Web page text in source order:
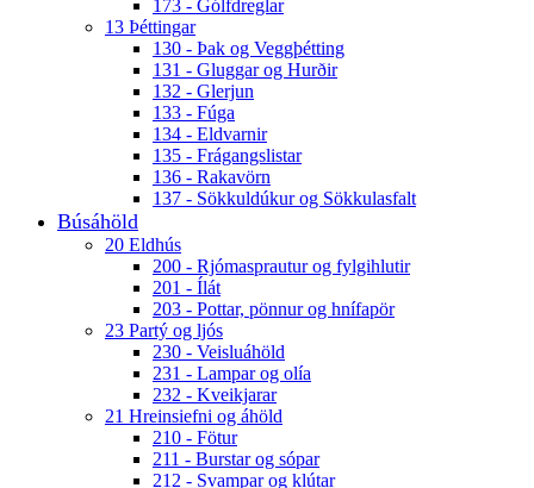
173 - Gólfdreglar
13 Þéttingar
130 - Þak og Veggþétting
131 - Gluggar og Hurðir
132 - Glerjun
133 - Fúga
134 - Eldvarnir
135 - Frágangslistar
136 - Rakavörn
137 - Sökkuldúkur og Sökkulasfalt
Búsáhöld
20 Eldhús
200 - Rjómasprautur og fylgihlutir
201 - Ílát
203 - Pottar, pönnur og hnífapör
23 Partý og ljós
230 - Veisluáhöld
231 - Lampar og olía
232 - Kveikjarar
21 Hreinsiefni og áhöld
210 - Fötur
211 - Burstar og sópar
212 - Svampar og klútar